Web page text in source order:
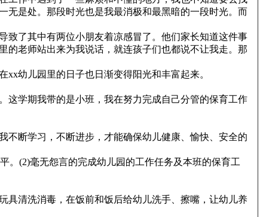
无是处。那段时光也是我最消极和最黑暗的一段时光。而
了其中有两位小朋友着凉感冒了。他们家长知道这件事
的老师站出来为我说话，就连孩子们也都说不让我走。那
幼儿园里的日子也日渐变得阳光和丰富起来。
学期我带的是小班，我在努力完成自己分管的保育工作
断学习，不断进步，才能确保幼儿健康、愉快、安全的
。(2)毫无怨言的完成幼儿园的工作任务及本班的保育工
清洗消毒，在饭前和饭后给幼儿洗手、擦嘴，让幼儿养